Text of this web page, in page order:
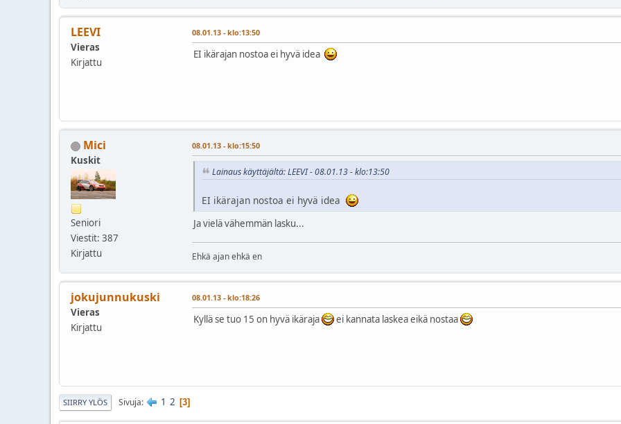
LEEVI
Vieras
Kirjattu
08.01.13 - klo:13:50
EI ikärajan nostoa ei hyvä idea
Mici
Kuskit
Seniori
Viestit: 387
Kirjattu
08.01.13 - klo:15:50
Lainaus käyttäjältä: LEEVI - 08.01.13 - klo:13:50
EI ikärajan nostoa ei hyvä idea
Ja vielä vähemmän lasku...
Ehkä ajan ehkä en
jokujunnukuski
Vieras
Kirjattu
08.01.13 - klo:18:26
Kyllä se tuo 15 on hyvä ikäraja ei kannata laskea eikä nostaa
SIIRRY YLÖS Sivuja 1 2 3